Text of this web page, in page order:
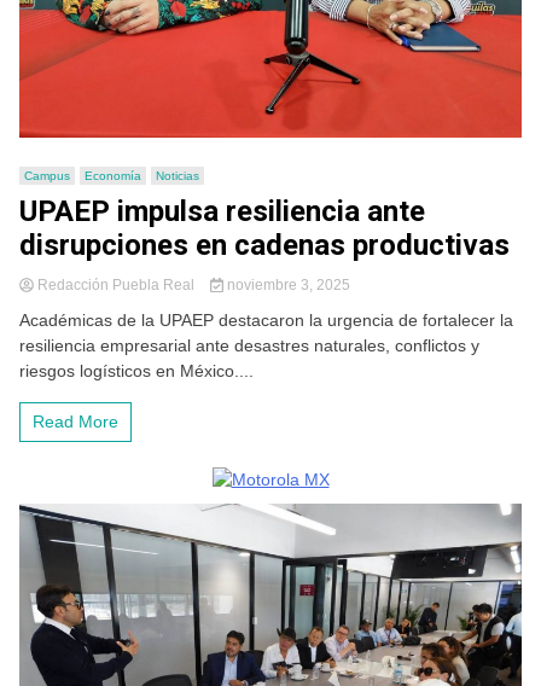
Campus Economía Noticias
UPAEP impulsa resiliencia ante
disrupciones en cadenas productivas
Redacción Puebla Real noviembre 3, 2025
Académicas de la UPAEP destacaron la urgencia de fortalecer la
resiliencia empresarial ante desastres naturales, conflictos y
riesgos logísticos en México....
Read More